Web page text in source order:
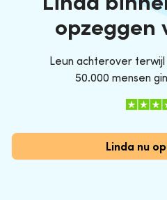
opzeggen
Leun achterover terwijl
50.000 mensen
Linda nu